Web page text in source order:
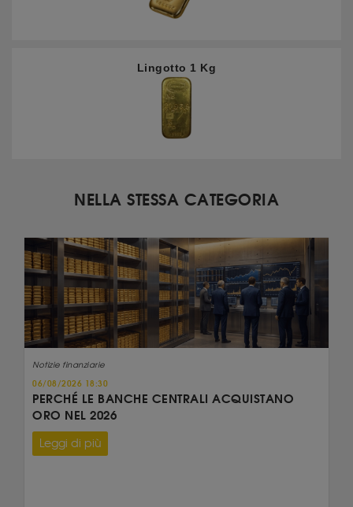
Lingotto 1 Kg
NELLA STESSA CATEGORIA
Notizie finanziarie
06/08/2026 18:30
PERCHÉ LE BANCHE CENTRALI ACQUISTANO
ORO NEL 2026
Leggi di più